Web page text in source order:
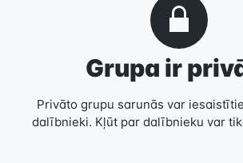
Grupa ir
Privāto grupu sarunās var
dalībnieki. Kļūt par dalībnieku var